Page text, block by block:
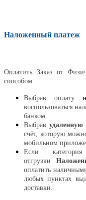
Наложенный платеж
Оплатить Заказ от
способом:
Выбрав оплату
воспользоваться
банком.
Выбравудаленную
счёт, которую
мобильном
Если
отгрузки
оплатить
любых пунктах
доставки.